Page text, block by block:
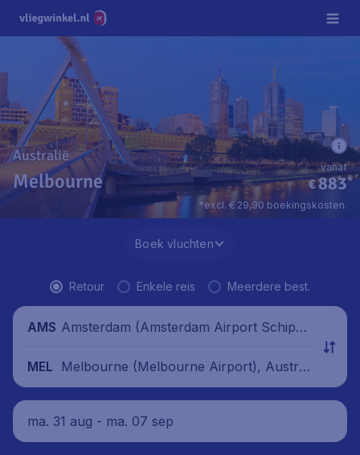
Australië
Melbourne €883*
vanaf
*excl. € 29,90 boekingskosten.
Boek vluchten
Retour Enkele reis Meerdere best.
AMS Amsterdam (Amsterdam Airport Schipho
MEL Melbourne (Melbourne Airport), Australi
ë
ma. 31 aug - ma. 07 sep